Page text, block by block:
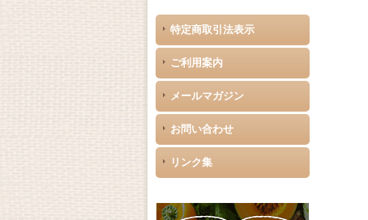
特定商取引法表示
ご利用案内
メールマガジン
お問い合わせ
リンク集